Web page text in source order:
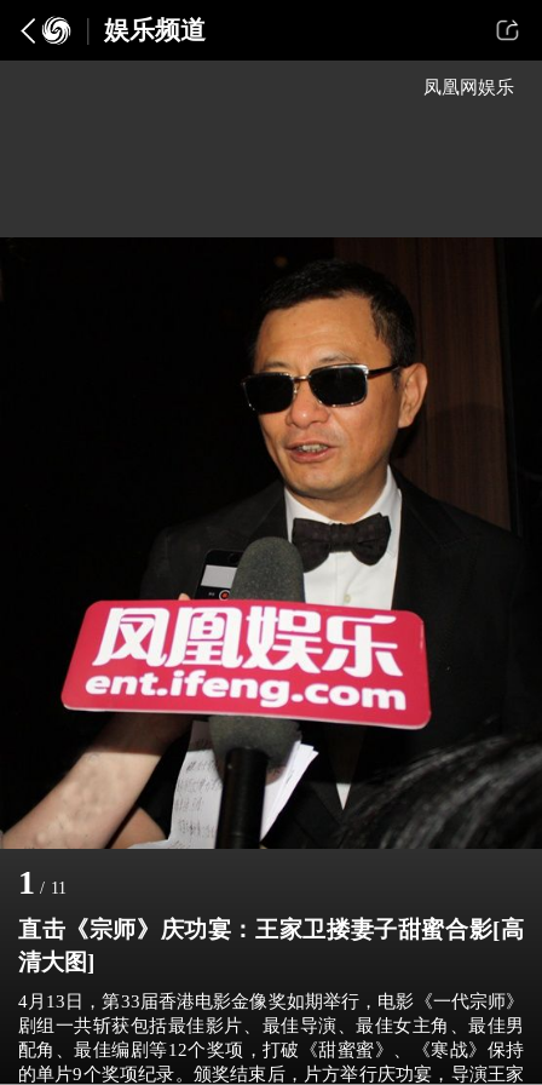
娱乐频道
凤凰网娱乐
1 / 11
直击《宗师》庆功宴：王家卫搂妻子甜蜜合影[高
清大图]
4月13日，第33届香港电影金像奖如期举行，电影《一代宗师》
剧组一共斩获包括最佳影片、最佳导演、最佳女主角、最佳男
配角、最佳编剧等12个奖项，打破《甜蜜蜜》、《寒战》保持
的单片9个奖项纪录。颁奖结束后，片方举行庆功宴，导演王家